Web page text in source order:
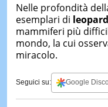
Nelle profondità
esemplari di
mammiferi più
mondo, la cui
miracolo.
Seguici su: Google